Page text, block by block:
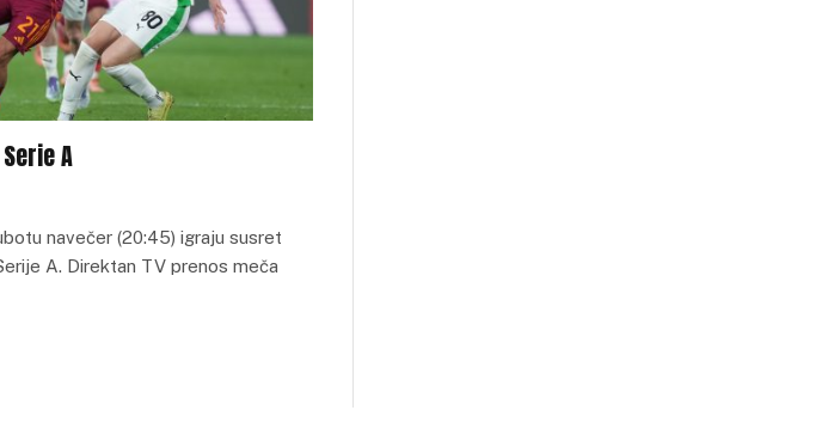
A
navečer (20:45) igraju susret
A. Direktan TV prenos meča